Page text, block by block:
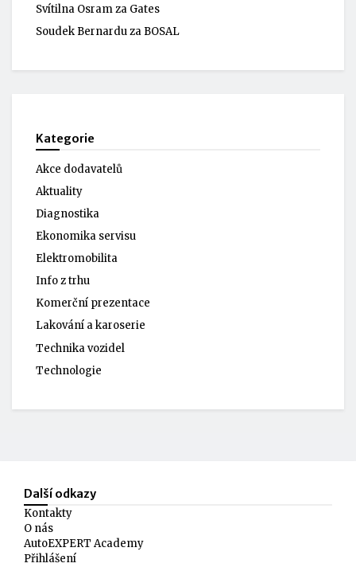
Svítilna Osram za Gates
Soudek Bernardu za BOSAL
Kategorie
Akce dodavatelů
Aktuality
Diagnostika
Ekonomika servisu
Elektromobilita
Info z trhu
Komerční prezentace
Lakování a karoserie
Technika vozidel
Technologie
Další odkazy
Kontakty
O nás
AutoEXPERT Academy
Přihlášení